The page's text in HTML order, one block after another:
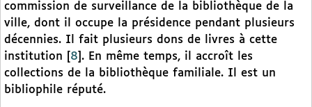
commission de surveillance de la bibliothèque de la
ville, dont il occupe la présidence pendant plusieurs
décennies. Il fait plusieurs dons de livres à cette
institution
8 . En même temps, il accroît les
collections de la bibliothèque familiale. Il est un
bibliophile réputé.